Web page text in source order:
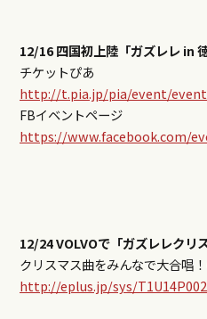
12/16 四国初上陸「ガズレレ in 徳
チケットぴあ
http://t.pia.jp/pia/event/
FBイベントページ
https://www.facebook.com/
12/24 VOLVOで「ガズレレクリ
クリスマス曲をみんなで大合唱
http://eplus.jp/sys/